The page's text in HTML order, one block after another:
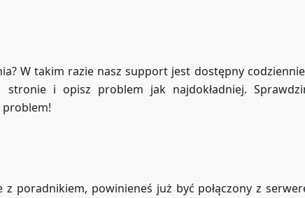
W takim razie nasz support jest dostępny
stronie i opisz problem jak najdokładniej.
problem!
z poradnikiem, powinieneś już być połączony z